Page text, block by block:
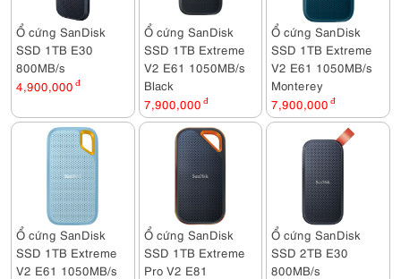
Ổ cứng SanDisk
SSD 1TB E30
800MB/s
4,900,000 đ
Ổ cứng SanDisk
SSD 1TB Extreme
V2 E61 1050MB/s
Black
7,900,000 đ
Ổ cứng SanDisk
SSD 1TB Extreme
V2 E61 1050MB/s
Monterey
7,900,000 đ
Ổ cứng SanDisk
SSD 1TB Extreme
V2 E61 1050MB/s
Ổ cứng SanDisk
SSD 1TB Extreme
Pro V2 E81
Ổ cứng SanDisk
SSD 2TB E30
800MB/s